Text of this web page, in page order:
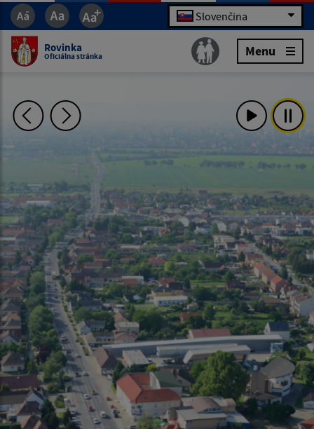
Slovenčina
Rovinka
Oficiálna stránka Menu